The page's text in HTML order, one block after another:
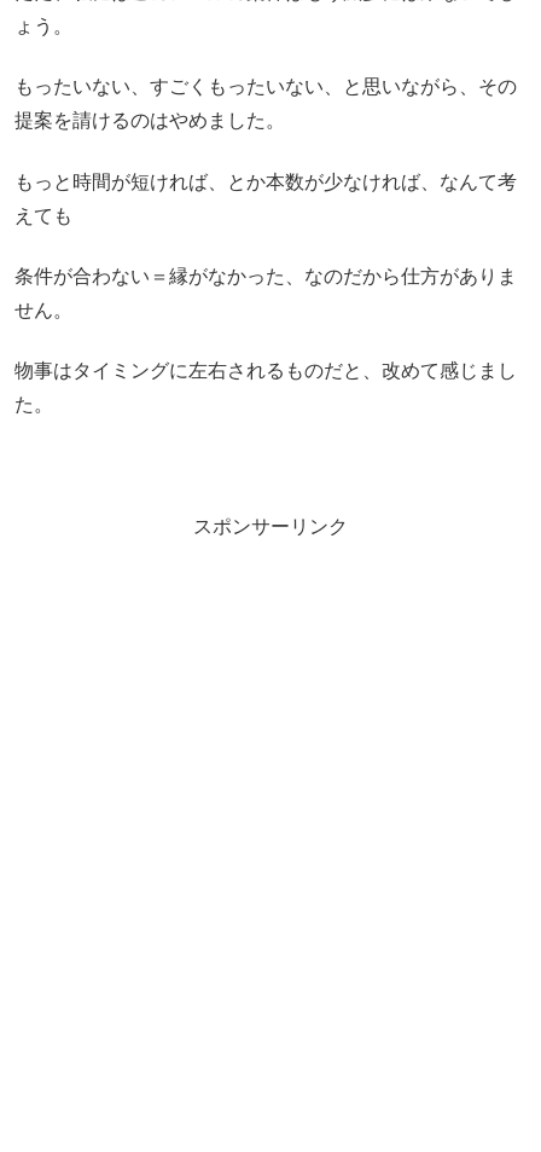
ょう。
もったいない、すごくもったいない、と思いながら、その
提案を請けるのはやめました。
もっと時間が短ければ、とか本数が少なければ、なんて考
えても
条件が合わない＝縁がなかった、なのだから仕方がありま
せん。
物事はタイミングに左右されるものだと、改めて感じまし
た。
スポンサーリンク